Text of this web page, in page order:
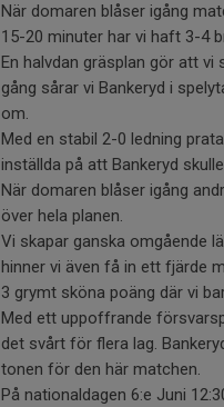
När domaren blåser igång
15-20 minuter har vi haft 3-4
En halvdan gräsplan gör att
gång sårar vi Bankeryd i
om.
Med en stabil 2-0 ledning
inställda på att Bankeryd
När domaren blåser igång
över hela planen.
Vi skapar ganska omgående
hinner vi även få in ett fjärde
3 grymt sköna poäng där vi
Med ett uppoffrande
det svårt för flera lag.
tonen för den här matchen.
På nationaldagen 6:e Juni